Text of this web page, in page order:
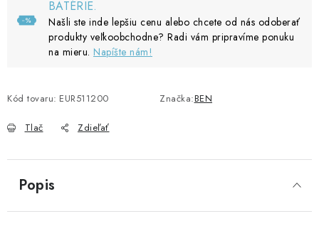
BATÉRIE.
Našli ste inde lepšiu cenu alebo chcete od nás odoberať
produkty veľkoobchodne? Radi vám pripravíme ponuku
na mieru. Napíšte nám!
Kód tovaru: EUR511200 Značka:BEN
Tlač Zdieľať
Popis